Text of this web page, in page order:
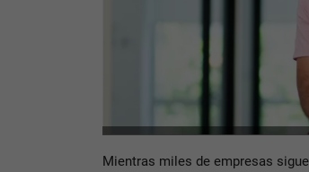
Mientras miles de empresas